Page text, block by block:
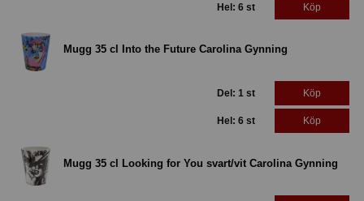
Hel: 6 st Köp
Mugg 35 cl Into the Future Carolina Gynning
Del: 1 st Köp
Hel: 6 st Köp
Mugg 35 cl Looking for You svart/vit Carolina Gynning